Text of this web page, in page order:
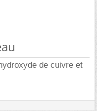
de cuivre et